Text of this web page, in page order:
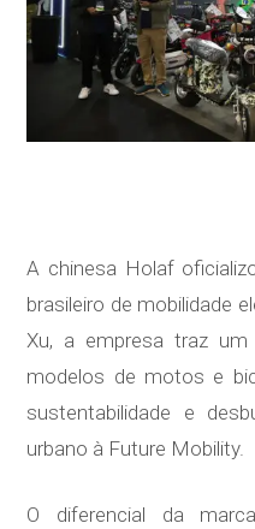
A chinesa Holaf
brasileiro de mobilidade
Xu, a empresa traz
modelos de motos e
sustentabilidade e
urbano à Future Mobility.
O diferencial da